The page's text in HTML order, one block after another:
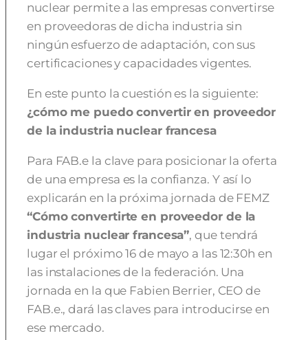
nuclear permite a las empresas convertirse
en proveedoras de dicha industria sin
ningún esfuerzo de adaptación, con sus
certificaciones y capacidades vigentes.
En este punto la cuestión es la siguiente:
¿cómo me puedo convertir en proveedor
de la industria nuclear francesa
Para FAB.e la clave para posicionar la oferta
de una empresa es la confianza. Y así lo
explicarán en la próxima jornada de FEMZ
“Cómo convertirte en proveedor de la
industria nuclear francesa”, que tendrá
lugar el próximo 16 de mayo a las 12:30h en
las instalaciones de la federación. Una
jornada en la que Fabien Berrier, CEO de
FAB.e., dará las claves para introducirse en
ese mercado.